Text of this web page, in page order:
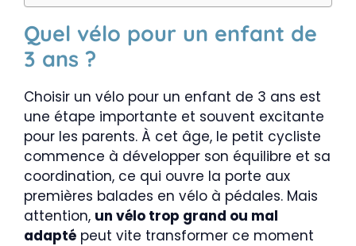
Quel vélo pour un enfant de
3 ans ?
Choisir un vélo pour un enfant de 3 ans est
une étape importante et souvent excitante
pour les parents. À cet âge, le petit cycliste
commence à développer son équilibre et sa
coordination, ce qui ouvre la porte aux
premières balades en vélo à pédales. Mais
attention, un vélo trop grand ou mal
adapté peut vite transformer ce moment